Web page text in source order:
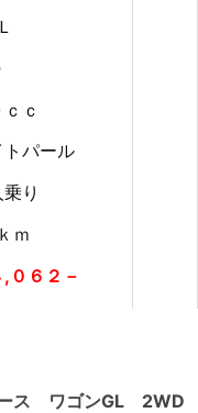
ｃ
パール
り
ｋｍ
０６２－
ス ワゴンGL 2WD